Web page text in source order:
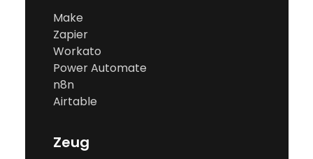
Make
Zapier
Workato
Power Automate
n8n
Airtable
Zeug